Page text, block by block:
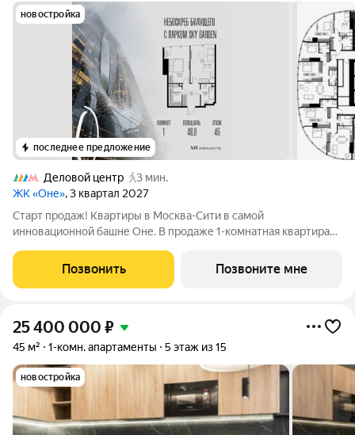
новостройка
последнее предложение
Деловой центр
3 мин.
ЖК «Оне», 3 квартал 2027
Старт продаж! Квартиры в Москва-Сити в самой
инновационной башне Оне. В продаже 1-комнатная квартира
комплекс премиум-класса Оне расположен в самом сердце
деловой жизни столицы в Москва-Сити,
Позвонить Позвоните мне
25 400 000 ₽
45 м² 1-комн. апартаменты 5 этаж из 15
новостройка